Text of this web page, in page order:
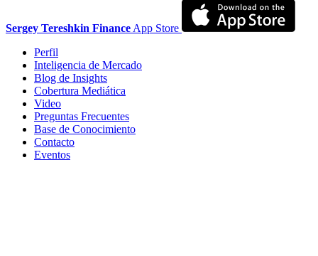
Sergey Tereshkin Finance App Store
Perfil
Inteligencia de Mercado
Blog de Insights
Cobertura Mediática
Video
Preguntas Frecuentes
Base de Conocimiento
Contacto
Eventos